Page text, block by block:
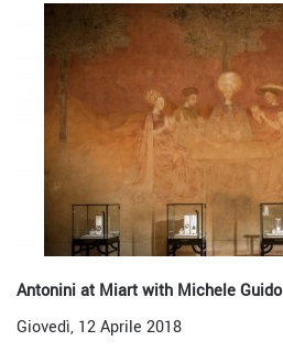
Antonini at Miart with Michele Guido
Giovedì, 12 Aprile 2018